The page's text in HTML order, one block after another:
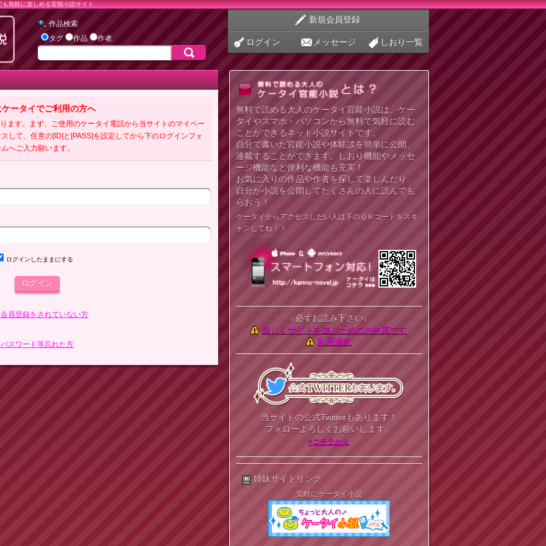
気軽に楽しめる官能小説サイト
作品検索
タグ
作品 作者
新規会員登録
ログイン メッセージ しおり一覧
ータイでご利用の方へ
ます。まず、ご使用のケータイ電話から当サイトのマイペー
して、任意の[ID]と[PASS]を設定してから下のログインフォ
へご入力願います。
ログインしたままにする
員登録をされていない方
スワード等忘れた方
無料で読める大人のケータイ官能小説は、ケー
タイやスマホ・パソコンから無料で気軽に読む
ことができるネット小説サイトです。
自分で書いた官能小説や体験談を簡単に公開、
連載することができます。しおり機能やメッセ
ージ機能など便利な機能も充実！
お気に入りの作品や作者を探して楽しんだり、
自分が小説を公開してたくさんの人に読んでも
らおう！
ケータイからアクセスしたい人は下のＱＲコードをスキ
ャンしてね！！
↓必ずお読み下さい↓
楽しくサイトを遊ぶためのお約束です
利用規約
当サイトの公式Twitterもあります！
フォローよろしくお願いします。
>コチラから
姉妹サイトリンク
気軽にケータイ小説